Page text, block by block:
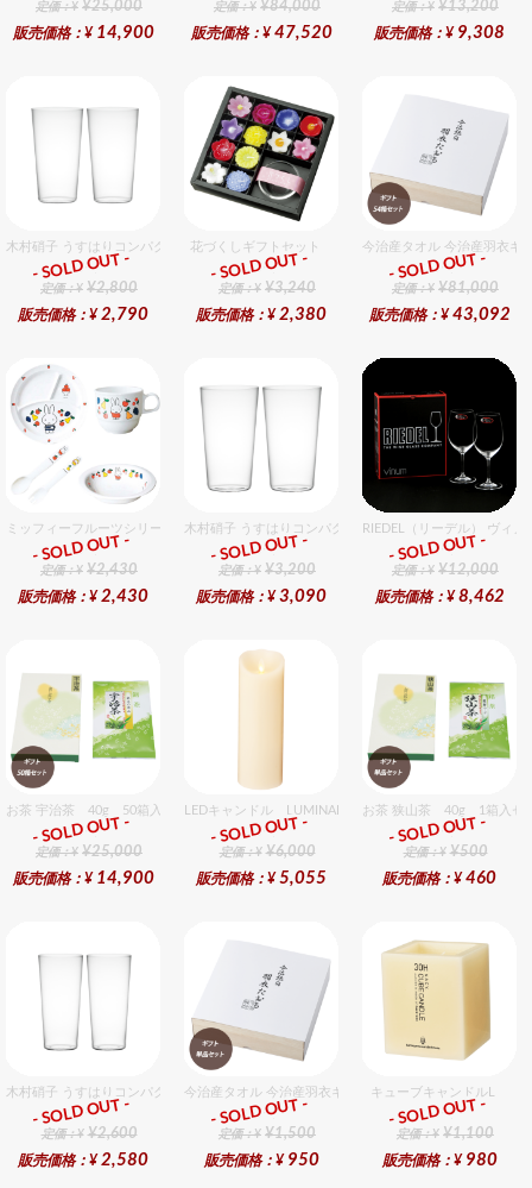
定価：¥ ¥25,000
販売価格：¥ 14,900
定価：¥ ¥84,000
販売価格：¥ 47,520
定価：¥ ¥13,200
販売価格：¥ 9,308
木村硝子 うすはりコンパクト320cc タンブラーグラスギフトセット（2個入り）
ギフト
定価：¥ ¥2,800
販売価格：¥ 2,790
- SOLD OUT -
花づくしギフトセット
ギフト
定価：¥ ¥3,240
販売価格：¥ 2,380
- SOLD OUT -
今治産タオル 今治産羽衣
ギフト
定価：¥ ¥81,000
販売価格：¥ 43,092
- SOLD OUT -
ミッフィーフルーツシリーズ割れないメラミン食器セット セット販売商品です。
ギフト
定価：¥ ¥2,430
販売価格：¥ 2,430
- SOLD OUT -
木村硝子 うすはりコンパクト450cc タンブラーグラスギ
ギフト
定価：¥ ¥3,200
販売価格：¥ 3,090
- SOLD OUT -
RIEDEL（リーデル） ヴィ
ギフト
定価：¥ ¥12,000
販売価格：¥ 8,462
- SOLD OUT -
お茶 宇治茶 40g 50箱入セット 50個入りセット
ギフト
定価：¥ ¥25,000
販売価格：¥ 14,900
- SOLD OUT -
LEDキャンドル LUMINARA（ルミナラ） アイボリー
ギフト
定価：¥ ¥6,000
販売価格：¥ 5,055
- SOLD OUT -
お茶 狭山茶 40g 1箱入セ
ギフト
定価：¥ ¥500
販売価格：¥ 460
- SOLD OUT -
木村硝子 うすはりコンパクト260cc ゾンビグラスギフトセット（2個入り）
ギフト
定価：¥ ¥2,600
販売価格：¥ 2,580
- SOLD OUT -
今治産タオル 今治産羽衣ギフトフェイスタオル 1個入セ
ギフト
定価：¥ ¥1,500
販売価格：¥ 950
- SOLD OUT -
キューブキャンドルL
ギフト
定価：¥ ¥1,100
販売価格：¥ 980
- SOLD OUT -